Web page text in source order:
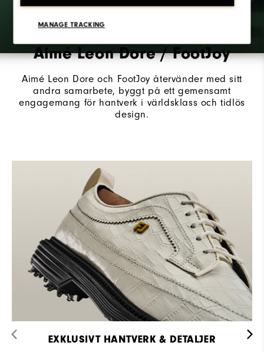
MANAGE TRACKING
Aimé Leon Dore / FootJoy
Aimé Leon Dore och FootJoy återvänder med sitt
andra samarbete, byggt på ett gemensamt
engagemang för hantverk i världsklass och tidlös
design.
EXKLUSIVT HANTVERK & DETALJER